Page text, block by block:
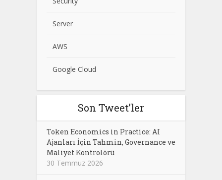
Server
AWS
Google Cloud
Son Tweet’ler
Token Economics in Practice: AI
Ajanları İçin Tahmin, Governance ve
Maliyet Kontrolörü
30 Temmuz 2026